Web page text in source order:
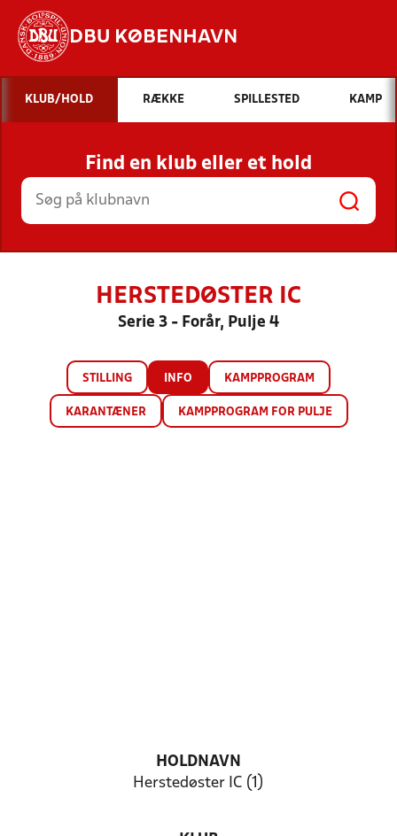
DBU KØBENHAVN
Hvad vil du søge efter?
INDHOLD OG NYHEDER
STILLINGER, RESULTATER, KLUBBER OG
HOLD
KLUB/HOLD RÆKKE SPILLESTED KAMP
Find en klub eller et hold
HERSTEDØSTER IC
Serie 3 - Forår, Pulje 4
STILLING INFO KAMPPROGRAM
KARANTÆNER KAMPPROGRAM FOR PULJE
HOLDNAVN
Herstedøster IC (1)